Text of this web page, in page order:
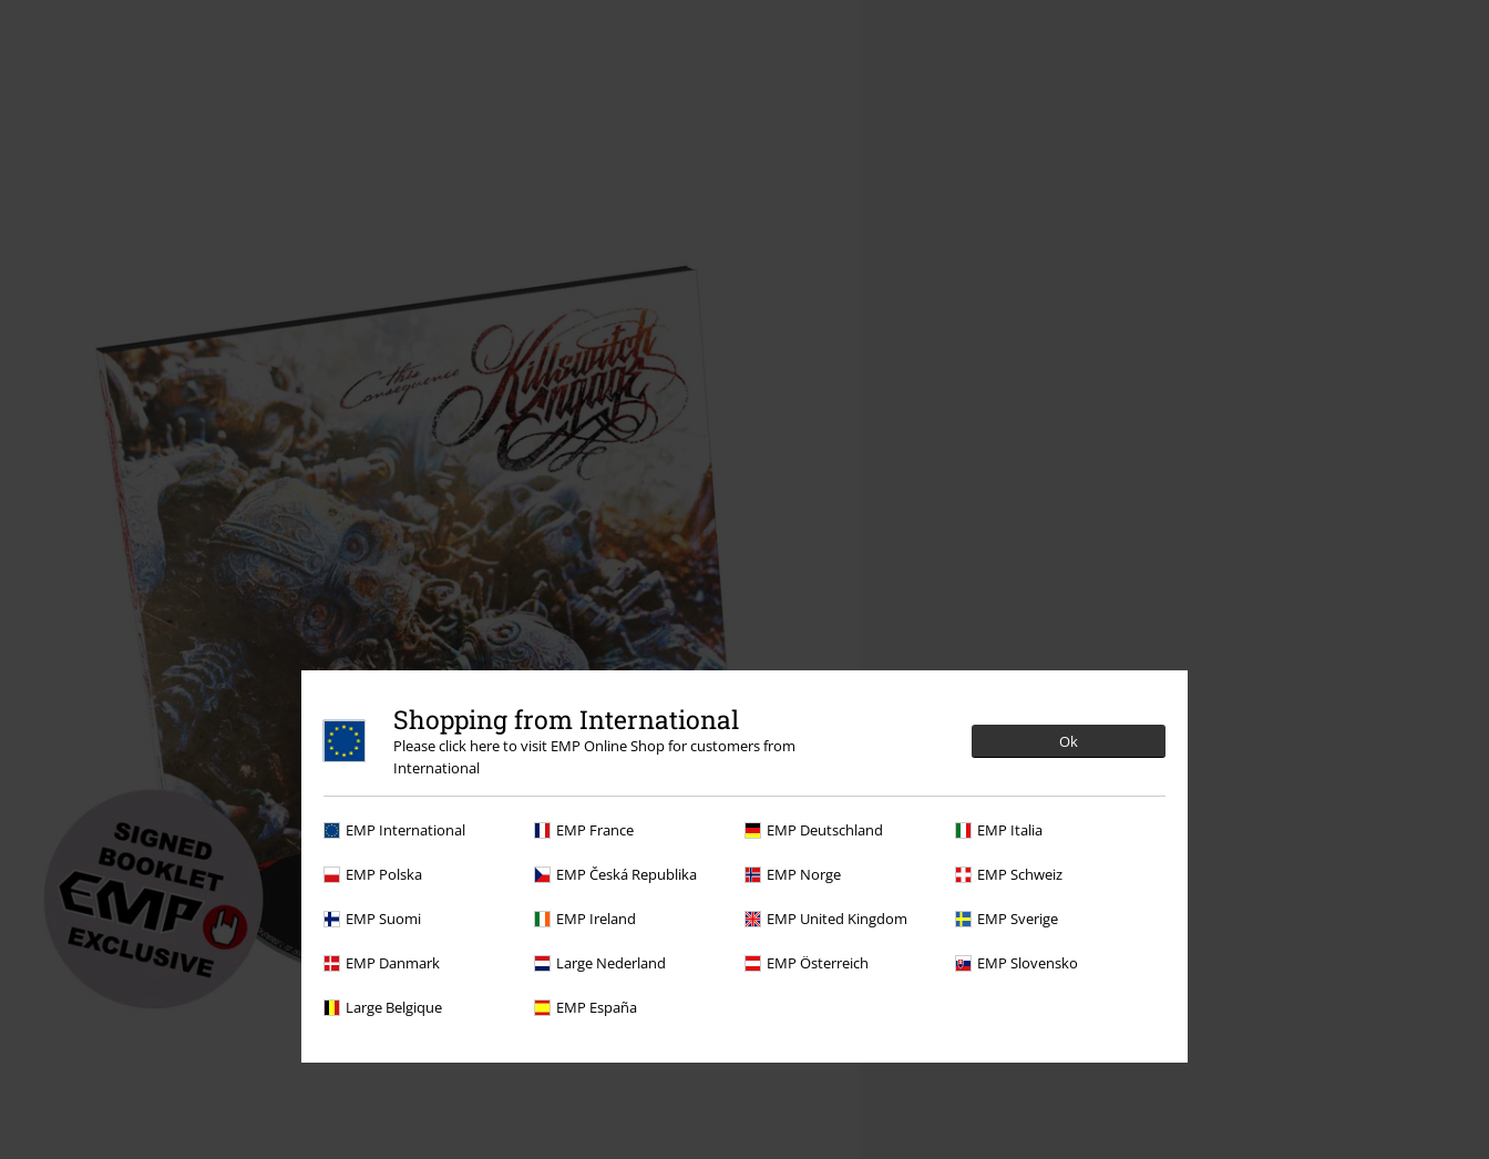
Shopping from International
Please click here to visit EMP Online Shop for customers from
International
Ok
EMP International EMP France EMP Deutschland EMP Italia
EMP Polska EMP Česká Republika EMP Norge EMP Schweiz
EMP Suomi EMP Ireland EMP United Kingdom EMP Sverige
EMP Danmark Large Nederland EMP Österreich EMP Slovensko
Large Belgique EMP España